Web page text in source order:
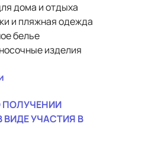
дома и отдыха
и пляжная одежда
белье
изделия
ПОЛУЧЕНИИ
УЧАСТИЯ В